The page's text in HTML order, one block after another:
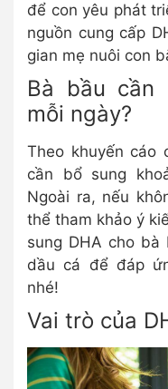
để con yêu phát
nguồn cung cấp
gian mẹ nuôi con
Bà bầu cần
mỗi ngày?
Theo khuyến cáo
cần bổ sung
Ngoài ra, nếu
thể tham khảo ý
sung DHA cho bà
dầu cá để đáp
nhé!
Vai trò của